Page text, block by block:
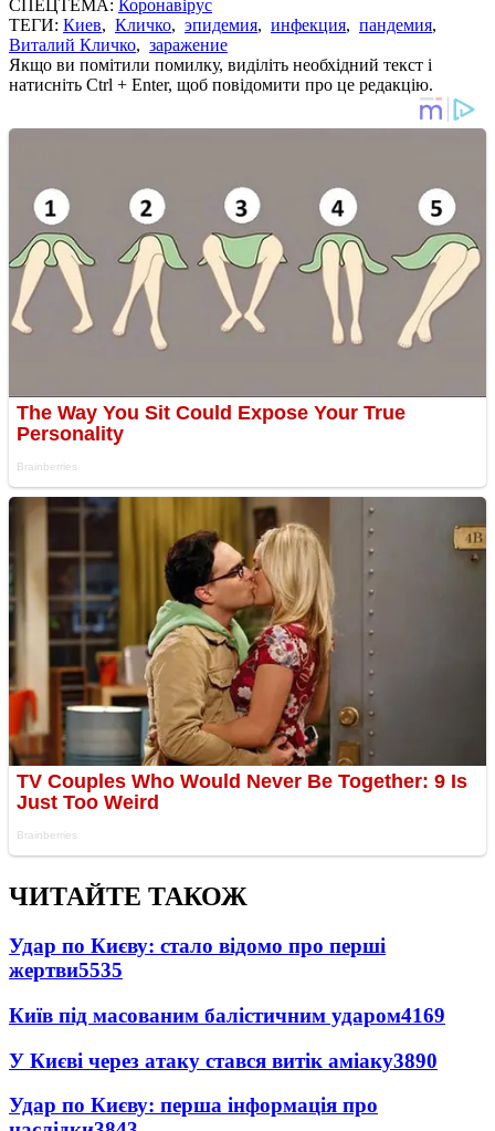
СПЕЦТЕМА: Коронавірус
ТЕГИ: Киев, Кличко, эпидемия, инфекция, пандемия,
Виталий Кличко, заражение
Якщо ви помітили помилку, виділіть необхідний текст і
натисніть Ctrl + Enter, щоб повідомити про це редакцію.
ЧИТАЙТЕ ТАКОЖ
Удар по Києву: стало відомо про перші
жертви5535
Київ під масованим балістичним ударом4169
У Києві через атаку стався витік аміаку3890
Удар по Києву: перша інформація про